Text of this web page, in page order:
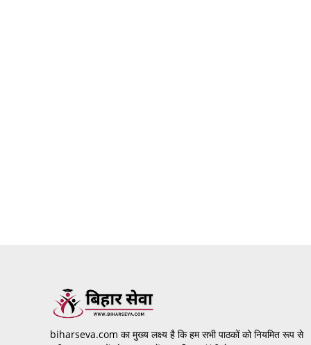
biharseva.com का मुख्य लक्ष्य है कि हम सभी पाठकों को नियमित रूप से